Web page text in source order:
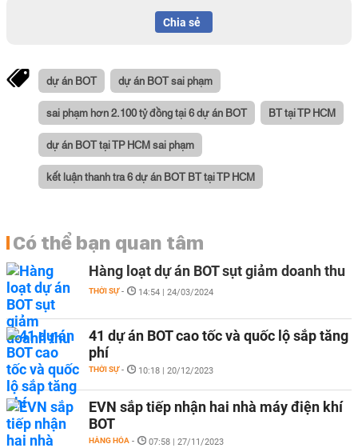
Chia sẻ
dự án BOT dự án BOT sai phạm
sai phạm hơn 2.100 tỷ đồng tại 6 dự án BOT BT tại TP HCM
dự án BOT tại TP HCM sai phạm
kết luận thanh tra 6 dự án BOT BT tại TP HCM
Có thể bạn quan tâm
Hàng loạt dự án BOT sụt giảm doanh thu
THỜI SỰ - 14:54 | 24/03/2024
41 dự án BOT cao tốc và quốc lộ sắp tăng
phí
THỜI SỰ - 10:18 | 20/12/2023
EVN sắp tiếp nhận hai nhà máy điện khí
BOT
HÀNG HÓA - 07:58 | 27/11/2023